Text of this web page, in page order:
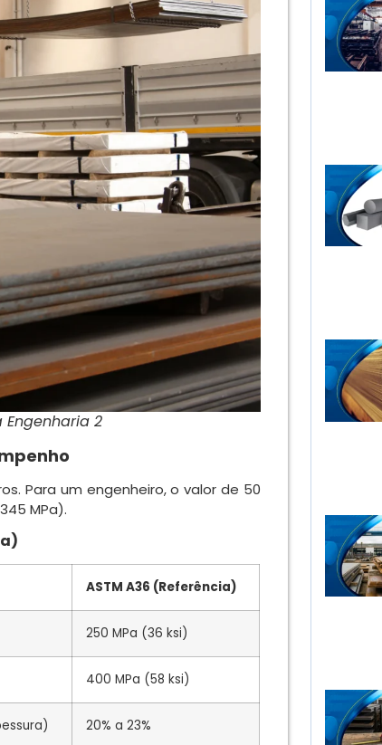
Engenharia 2
Para um engenheiro, o valor de 50
MPa).
ASTM A36 (Referência)
250 MPa (36 ksi)
400 MPa (58 ksi)
20% a 23%